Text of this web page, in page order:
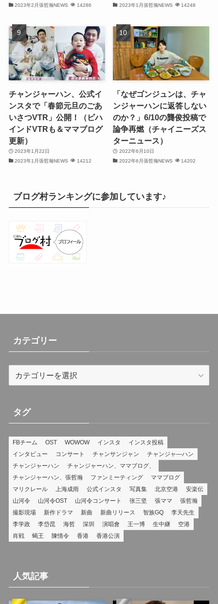
(32)
(31)
(32)
(31)
2023年2月張哲瀚NEWS
14286
2023年1月張哲瀚NEWS
14248
チャンジャーハン、公式イ
ンスタで「春節元旦のごあ
いさつVTR」公開！（ビハ
インドVTRも＆ママブログ
更新）
2023年1月22日
2023年1月張哲瀚NEWS
14212
「なぜゴンジュンは、チャ
ンジャーハンに返答しない
のか？」6/10の龔俊投稿で
論争再燃（チャイニーズス
ターニュース）
2022年6月10日
2022年6月張哲瀚NEWS
14202
ブログ村ランキングに参加しています♪
カテゴリー
ー
タグ
FBチーム OST WOWOW インスタ
インスタ投稿
インタビュー
コンサート チャンサンジャン
チャンジャ―ハン
チャンジャーハン
チャンジャーハン、ママブログ、
チャンジャーハン、張哲瀚
ファンミーティング
ママブログ
マリクレール
上海成雨 公式インスタ 写真集 北京空港
安楽伝
山河令
山河令OST 山河令コンサート 张三坚 張ママ
張哲瀚
撮影現場
新作ドラマ 新曲 新曲リリース 智族GQ
李天先生
李学政
李岱昆 海哲 深圳 演唱會 王一博 生中継
空港
肖戦
蝎王 陳情令 香港 香港公演
人気記事